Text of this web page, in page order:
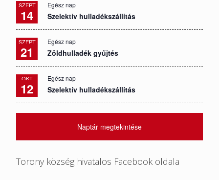
SZEPT
14
Egész nap
Szelektív hulladékszállítás
SZEPT
21
Egész nap
Zöldhulladék gyűjtés
OKT
12
Egész nap
Szelektív hulladékszállítás
Naptár megtekintése
Torony község hivatalos Facebook oldala